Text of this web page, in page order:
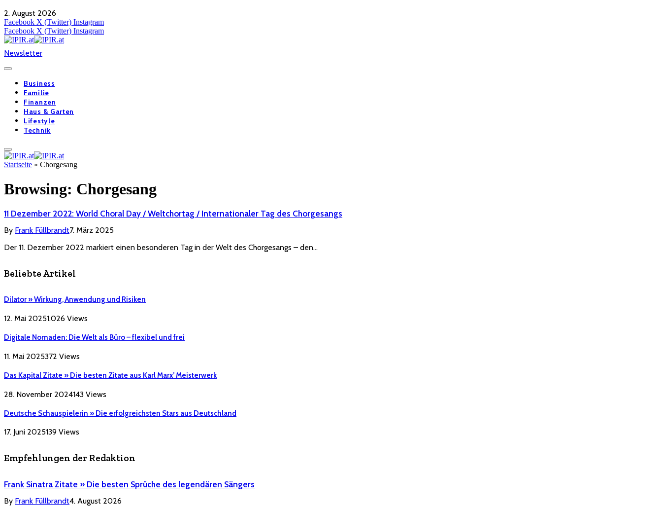
2. August 2026
Facebook X (Twitter) Instagram
Facebook X (Twitter) Instagram
Newsletter
Business
Familie
Finanzen
Haus & Garten
Lifestyle
Technik
Startseite » Chorgesang
Browsing: Chorgesang
11 Dezember 2022: World Choral Day / Weltchortag / Internationaler Tag des Chorgesangs
By Frank Füllbrandt7. März 2025
Der 11. Dezember 2022 markiert einen besonderen Tag in der Welt des Chorgesangs – den…
Beliebte Artikel
Dilator » Wirkung, Anwendung und Risiken
12. Mai 20251.026 Views
Digitale Nomaden: Die Welt als Büro – flexibel und frei
11. Mai 2025372 Views
Das Kapital Zitate » Die besten Zitate aus Karl Marx’ Meisterwerk
28. November 2024143 Views
Deutsche Schauspielerin » Die erfolgreichsten Stars aus Deutschland
17. Juni 2025139 Views
Empfehlungen der Redaktion
Frank Sinatra Zitate » Die besten Sprüche des legendären Sängers
By Frank Füllbrandt4. August 2026